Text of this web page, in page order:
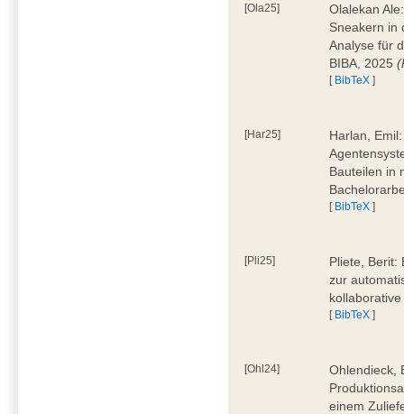
[Ola25]
Olalekan
Sneakern in
Analyse für
BIBA, 2025
[ BibTeX ]
[Har25]
Harlan,
Bauteilen in
[ BibTeX ]
[Pli25]
Pliete, Berit:
zur
[ BibTeX ]
[Ohl24]
Ohlendieck,
einem